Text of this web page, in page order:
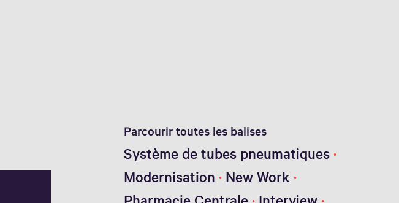
Parcourir toutes les balises
Système de tubes pneumatiques
Modernisation
New Work